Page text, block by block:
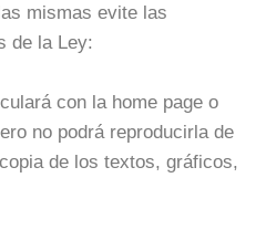
mismas evite las
de la Ley:
con la home page o
no podrá reproducirla de
de los textos, gráficos,